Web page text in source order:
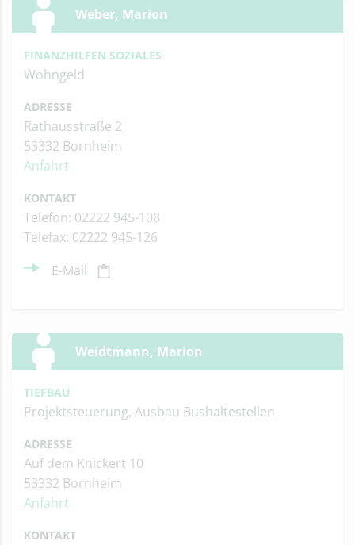
Weber, Marion
FINANZHILFEN SOZIALES
Wohngeld
ADRESSE
Rathausstraße 2
53332 Bornheim
Anfahrt
KONTAKT
Telefon: 02222 945-108
Telefax: 02222 945-126
E-Mail
Weidtmann, Marion
TIEFBAU
Projektsteuerung, Ausbau Bushaltestellen
ADRESSE
Auf dem Knickert 10
53332 Bornheim
Anfahrt
KONTAKT